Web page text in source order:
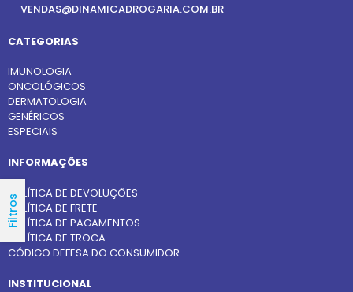
Filtros
VENDAS@DINAMICADROGARIA.COM.BR
CATEGORIAS
IMUNOLOGIA
ONCOLÓGICOS
DERMATOLOGIA
GENÉRICOS
ESPECIAIS
INFORMAÇÕES
POLÍTICA DE DEVOLUÇÕES
POLÍTICA DE FRETE
POLÍTICA DE PAGAMENTOS
POLÍTICA DE TROCA
CÓDIGO DEFESA DO CONSUMIDOR
INSTITUCIONAL